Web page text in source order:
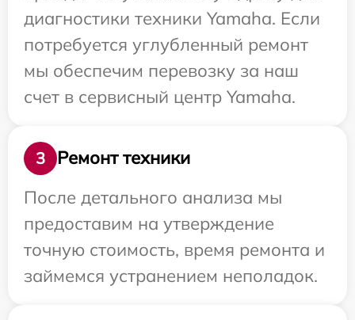
диагностики техники Yamaha. Если
потребуется углубленный ремонт
мы обеспечим перевозку за наш
счет в сервисный центр Yamaha.
3
Ремонт техники
После детального анализа мы
предоставим на утверждение
точную стоимость, время ремонта и
займемся устранением неполадок.